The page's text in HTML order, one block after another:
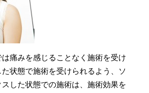
痛みを感じることなく施術を受け
状態で施術を受けられるよう、ソ
した状態での施術は、施術効果を